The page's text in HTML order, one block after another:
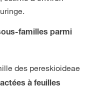
familles parmi
des pereskioideae
à feuilles